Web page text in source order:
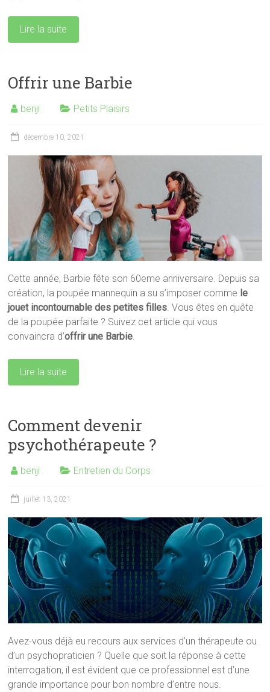
Lire la suite
Offrir une Barbie
benji Petits Plaisirs
décembre 10, 2021
Cette année, Barbie fête son 60eme anniversaire. Depuis sa
création, la poupée mannequin a su s’imposer comme le
jouet incontournable des petites filles. Vous êtes en quête
de la poupée parfaite ? Suivez cet article qui vous
convaincra d’offrir une Barbie.
Lire la suite
Comment devenir
psychothérapeute ?
benji Entretien du Corps
juillet 13, 2021
Avez-vous déjà eu recours aux services d’un thérapeute ou
d’un psychopraticien ? Quelle que soit la réponse à cette
interrogation, il est évident que ce professionnel est d’une
grande importance pour bon nombre d’entre nous.